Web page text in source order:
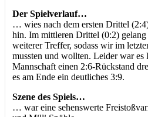
Der Spielverlauf…
… wies nach dem ersten Drittel
hin. Im mittleren Drittel (0:2)
weiterer Treffer, sodass wir im
mussten und wollten. Leider war es
Mannschaft einen 2:6-Rückstand
es am Ende ein deutliches 3:9.
Szene des Spiels…
… war eine sehenswerte